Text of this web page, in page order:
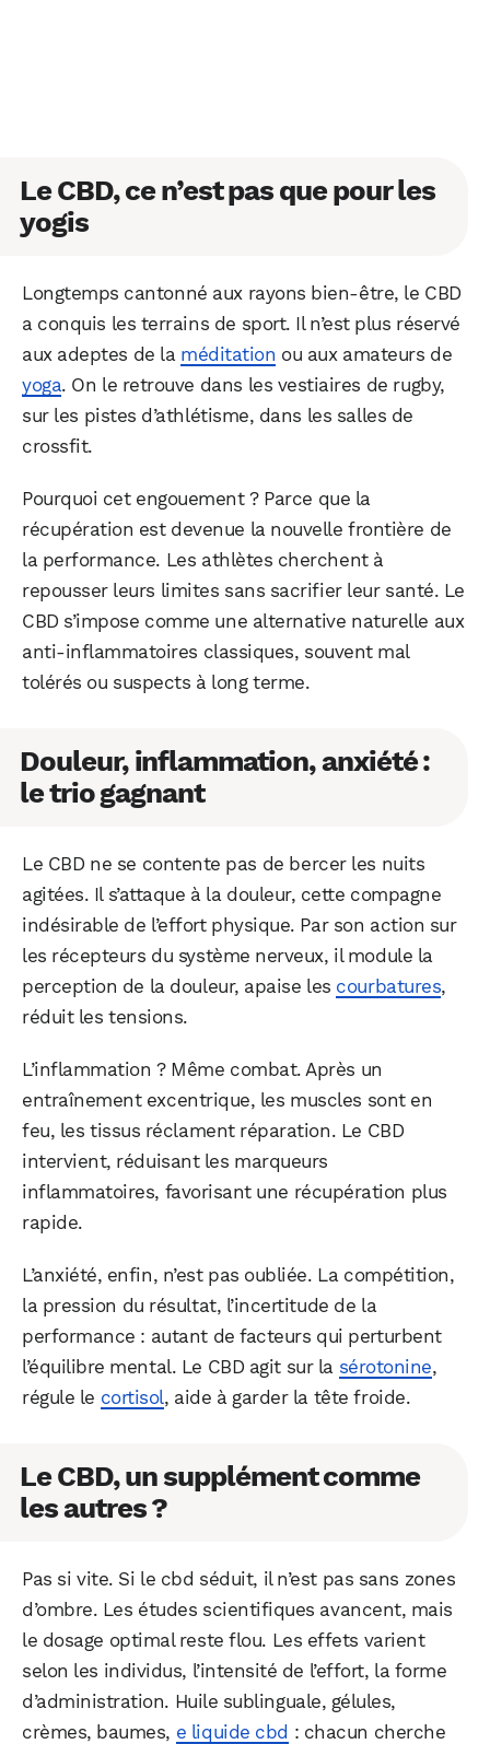
Le CBD, ce n’est pas que pour les
yogis
Longtemps cantonné aux rayons bien-être, le CBD
a conquis les terrains de sport. Il n’est plus réservé
aux adeptes de la méditation ou aux amateurs de
yoga. On le retrouve dans les vestiaires de rugby,
sur les pistes d’athlétisme, dans les salles de
crossfit.
Pourquoi cet engouement ? Parce que la
récupération est devenue la nouvelle frontière de
la performance. Les athlètes cherchent à
repousser leurs limites sans sacrifier leur santé. Le
CBD s’impose comme une alternative naturelle aux
anti-inflammatoires classiques, souvent mal
tolérés ou suspects à long terme.
Douleur, inflammation, anxiété :
le trio gagnant
Le CBD ne se contente pas de bercer les nuits
agitées. Il s’attaque à la douleur, cette compagne
indésirable de l’effort physique. Par son action sur
les récepteurs du système nerveux, il module la
perception de la douleur, apaise les courbatures,
réduit les tensions.
L’inflammation ? Même combat. Après un
entraînement excentrique, les muscles sont en
feu, les tissus réclament réparation. Le CBD
intervient, réduisant les marqueurs
inflammatoires, favorisant une récupération plus
rapide.
L’anxiété, enfin, n’est pas oubliée. La compétition,
la pression du résultat, l’incertitude de la
performance : autant de facteurs qui perturbent
l’équilibre mental. Le CBD agit sur la sérotonine,
régule le cortisol, aide à garder la tête froide.
Le CBD, un supplément comme
les autres ?
Pas si vite. Si le cbd séduit, il n’est pas sans zones
d’ombre. Les études scientifiques avancent, mais
le dosage optimal reste flou. Les effets varient
selon les individus, l’intensité de l’effort, la forme
d’administration. Huile sublinguale, gélules,
crèmes, baumes, e liquide cbd : chacun cherche
WhatsApp Telegram